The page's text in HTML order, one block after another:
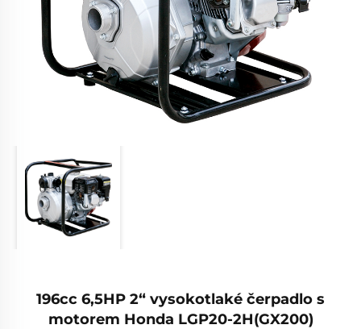
196cc 6,5HP 2“ vysokotlaké čerpadlo s
motorem Honda LGP20-2H(GX200)